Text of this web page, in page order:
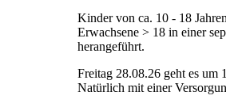
Kinder von ca. 10 - 18
Erwachsene > 18 in einer
herangeführt.
Freitag 28.08.26 geht es um
Natürlich mit einer